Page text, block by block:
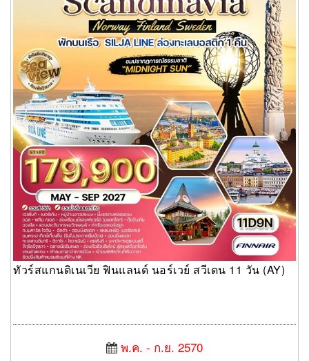
ทัวร์สแกนดิเนเวีย ฟินแลนด์ นอร์เวย์ สวีเดน 11 วัน (AY)
พ.ค. - ก.ย. 2570